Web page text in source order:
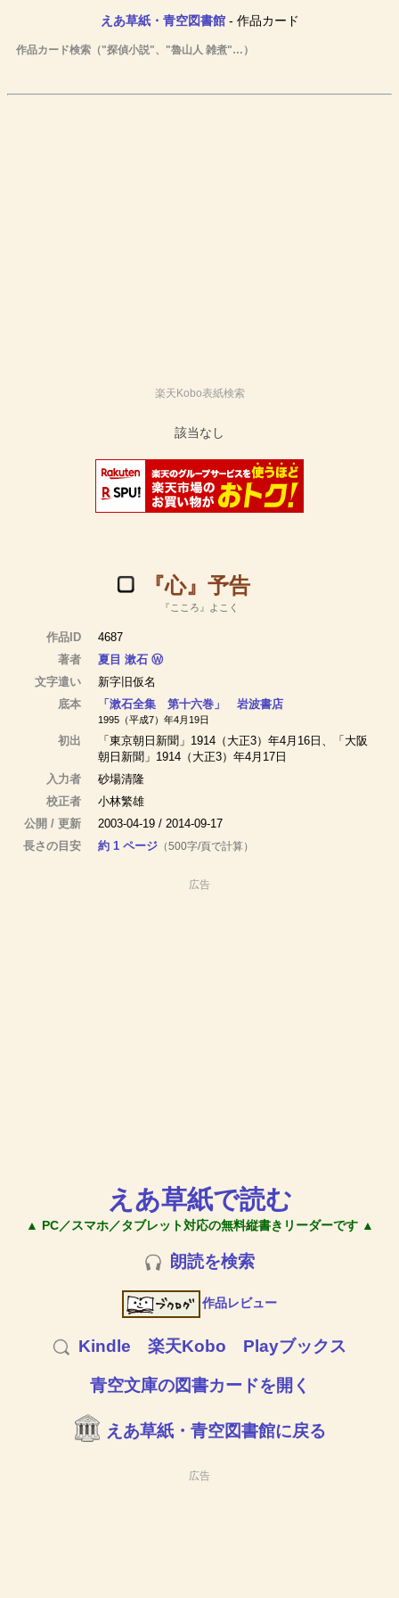
えあ草紙・青空図書館- 作品カード
作品カード検索（"探偵小説"、"魯山人 雑煮"…）
楽天Kobo表紙検索
『心』予告
『こころ』よこく
作品ID
4687
著者
夏目 漱石 Ⓦ
文字遣い
新字旧仮名
底本
「漱石全集 第十六巻」 岩波書店
1995（平成7）年4月19日
初出
「東京朝日新聞」1914（大正3）年4月16日、「大阪
朝日新聞」1914（大正3）年4月17日
入力者
砂場清隆
校正者
小林繁雄
公開 / 更新
2003-04-19 / 2014-09-17
長さの目安
約 1 ページ （500字/頁で計算）
広告
えあ草紙で読む
▲ PC／スマホ／タブレット対応の無料縦書きリーダーです ▲
朗読を検索
作品レビュー
Kindle 楽天Kobo Playブックス
青空文庫の図書カードを開く
えあ草紙・青空図書館に戻る
広告